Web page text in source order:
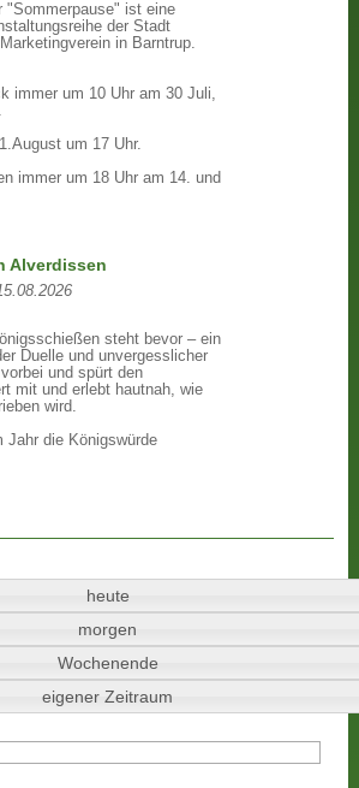
"Sommerpause" ist eine
der Stadt
in Barntrup.
immer um 10 Uhr am 30 Juli,
um 17 Uhr.
immer um 18 Uhr am 14. und
Alverdissen
steht bevor – ein
Duelle und unvergesslicher
und spürt den
mit und erlebt hautnah, wie
wird.
Jahr die Königswürde
heute
morgen
Wochenende
eigener Zeitraum